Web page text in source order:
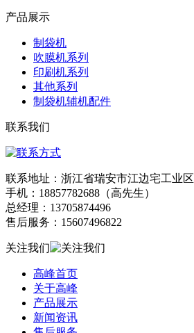
产品展示
制袋机
吹膜机系列
印刷机系列
其他系列
制袋机辅机配件
联系我们
联系地址：浙江省瑞安市江边宅工业区
手机：18857782688（高先生）
总经理：13705874496
售后服务：15607496822
关注我们
高峰首页
关于高峰
产品展示
新闻资讯